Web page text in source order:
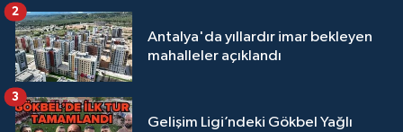
Antalya'da yıllardır imar bekleyen
mahalleler açıklandı
2
Gelişim Ligi’ndeki Gökbel Yağlı
3